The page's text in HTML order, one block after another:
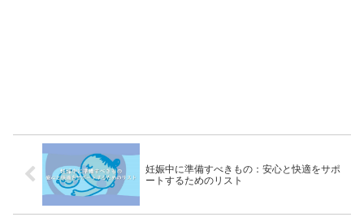
妊娠中に準備すべきもの：安心と快適をサポ
ートするためのリスト